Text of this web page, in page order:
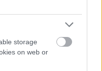
storage
on web or